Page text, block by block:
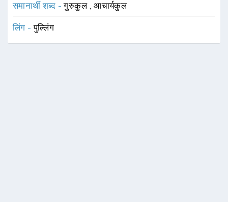
समानार्थी शब्द -गुरुकुल ,आचार्यकुल
लिंग -पुल्लिंग